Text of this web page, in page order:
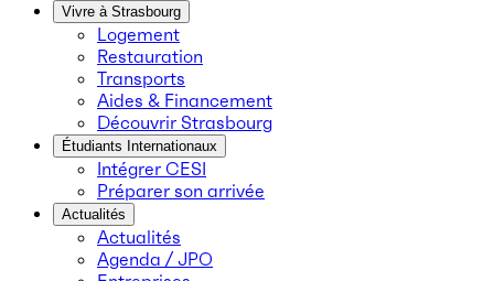
Vivre à Strasbourg
Logement
Restauration
Transports
Aides & Financement
Découvrir Strasbourg
Étudiants Internationaux
Intégrer CESI
Préparer son arrivée
Actualités
Actualités
Agenda / JPO